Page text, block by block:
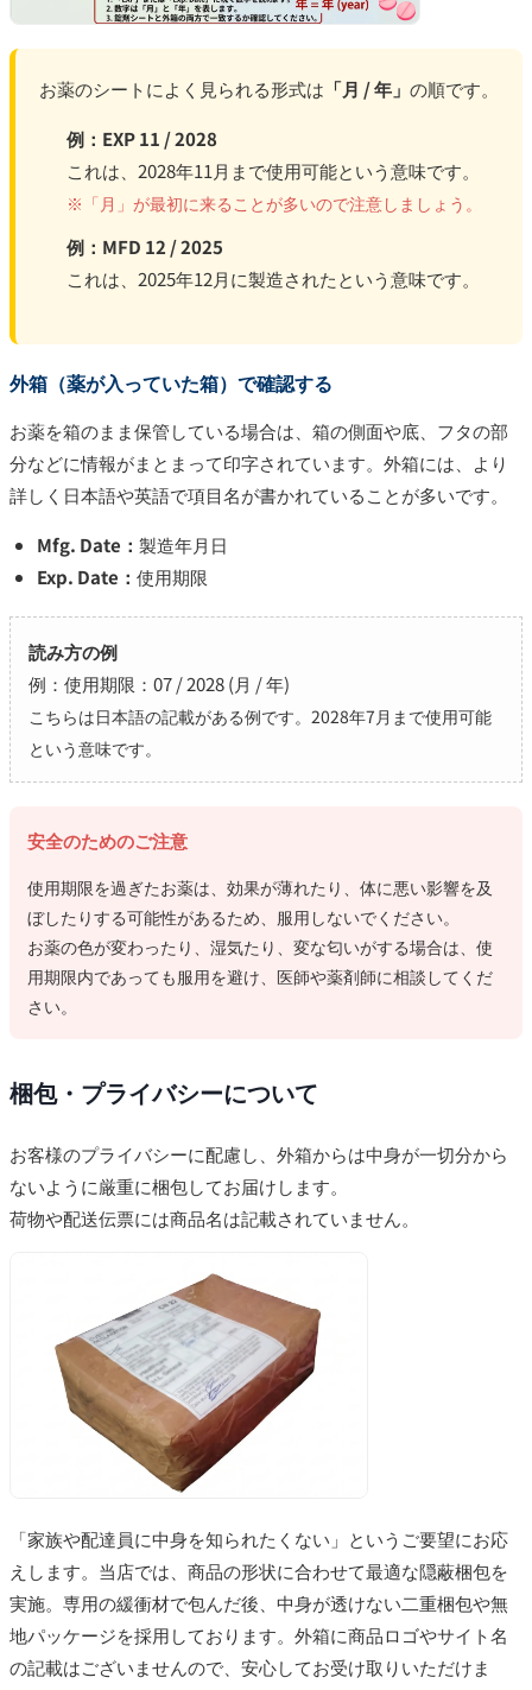
お薬のシートによく見られる形式は 「月 / 年」 の順です。
例：EXP 11 / 2028
これは、2028年11月まで使用可能という意味です。
※「月」が最初に来ることが多いので注意しましょう。
例：MFD 12 / 2025
これは、2025年12月に製造されたという意味です。
外箱（薬が入っていた箱）で確認する
お薬を箱のまま保管している場合は、箱の側面や底、フタの部
分などに情報がまとまって印字されています。外箱には、より
詳しく日本語や英語で項目名が書かれていることが多いです。
Mfg. Date： 製造年月日
Exp. Date： 使用期限
読み方の例
例：使用期限：07 / 2028 (月 / 年)
こちらは日本語の記載がある例です。2028年7月まで使用可能
という意味です。
安全のためのご注意
使用期限を過ぎたお薬は、効果が薄れたり、体に悪い影響を及
ぼしたりする可能性があるため、服用しないでください。
お薬の色が変わったり、湿気たり、変な匂いがする場合は、使
用期限内であっても服用を避け、医師や薬剤師に相談してくだ
さい。
梱包・プライバシーについて
お客様のプライバシーに配慮し、外箱からは中身が一切分から
ないように厳重に梱包してお届けします。
荷物や配送伝票には商品名は記載されていません。
「家族や配達員に中身を知られたくない」というご要望にお応
えします。当店では、商品の形状に合わせて最適な隠蔽梱包を
実施。専用の緩衝材で包んだ後、中身が透けない二重梱包や無
地パッケージを採用しております。外箱に商品ロゴやサイト名
の記載はございませんので、安心してお受け取りいただけま